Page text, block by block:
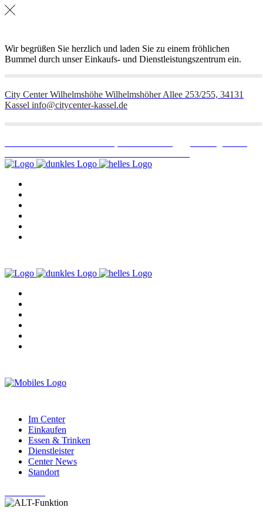
Wir begrüßen Sie herzlich und laden Sie zu einem fröhlichen
Bummel durch unser Einkaufs- und Dienstleistungszentrum ein.
City Center Wilhelmshöhe Wilhelmshöher Allee 253/255, 34131
Kassel info@citycenter-kassel.de
Im Center
Einkaufen
Essen & Trinken
Dienstleister
Center News
Standort